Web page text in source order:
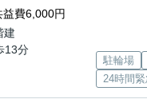
益費6,000円
建
13分
駐輪場
24時間